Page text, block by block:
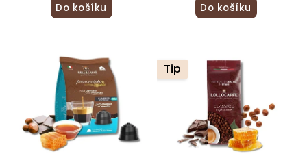
Do košíku Do košíku
Tip